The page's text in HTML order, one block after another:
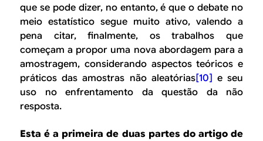
que se pode dizer, no entanto, é que o debate no
meio estatístico segue muito ativo, valendo a
pena citar, finalmente, os trabalhos que
começam a propor uma nova abordagem para a
amostragem, considerando aspectos teóricos e
práticos das amostras não aleatórias[10] e seu
uso no enfrentamento da questão da não
resposta.
Esta é a primeira de duas partes do artigo de